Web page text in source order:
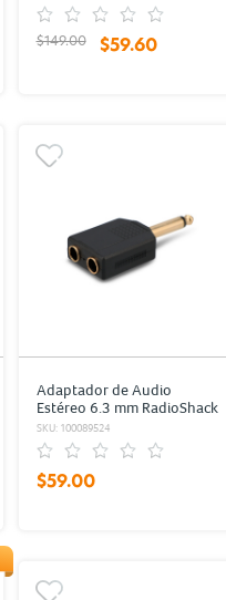
$149.00 $59.60
Adaptador de Audio
Estéreo 6.3 mm RadioShack
/ Negro
SKU: 100089524
$59.00